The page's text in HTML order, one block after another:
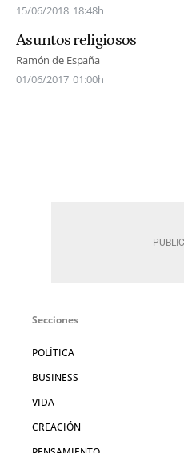
15/06/2018 18:48h
Asuntos religiosos
Ramón de España
01/06/2017 01:00h
Secciones
POLÍTICA
BUSINESS
VIDA
CREACIÓN